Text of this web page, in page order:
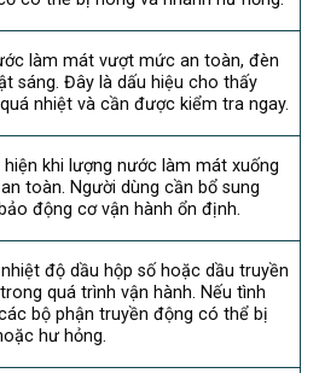
làm mát vượt mức an toàn, đèn
sáng. Đây là dấu hiệu cho thấy
nhiệt và cần được kiểm tra ngay.
hiện khi lượng nước làm mát xuống
toàn. Người dùng cần bổ sung
động cơ vận hành ổn định.
độ dầu hộp số hoặc dầu truyền
quá trình vận hành. Nếu tình
bộ phận truyền động có thể bị
hư hỏng.